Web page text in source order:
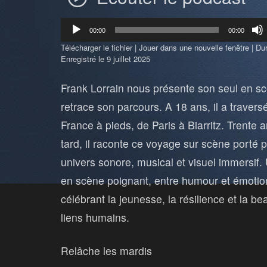
Lecteur
audio
00:00 00:00
Télécharger le fichier| Jouer dans une nouvelle fenêtre |
Enregistré le 9 juillet 2025
Frank Lorrain nous présente son seul en
retrace son parcours. A 18 ans, il a
France à pieds, de Paris à Biarritz. Trente
tard, il raconte ce voyage sur scène porté
univers sonore, musical et visuel immersif.
en scène poignant, entre humour et
célébrant la jeunesse, la résilience et la
liens humains.
Relâche les mardis